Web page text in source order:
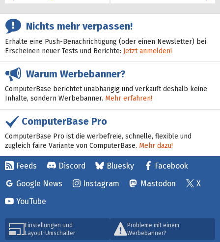
Nichts mehr verpassen!
Erhalte eine Push-Benachrichtigung (oder einen Newsletter) bei
Erscheinen neuer Tests und Berichte: Jetzt anmelden!
Warum Werbebanner?
ComputerBase berichtet unabhängig und verkauft deshalb keine
Inhalte, sondern Werbebanner. Mehr erfahren!
ComputerBase Pro
ComputerBase Pro ist die werbefreie, schnelle, flexible und
zugleich faire Variante von ComputerBase. Mehr dazu!
Feeds Discord Bluesky
Facebook
Google News
Instagram Mastodon
X
YouTube
Einstellungen und
Layout-Umschalter
Probleme mit einem
Werbebanner?